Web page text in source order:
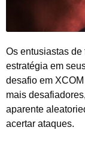
Os entusiastas
estratégia em
desafio em
mais
aparente
acertar ataques.